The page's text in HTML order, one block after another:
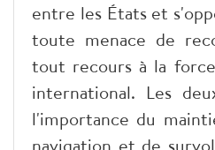
entre les États et
toute menace de
tout recours à la
international. Les
l'importance du
navigation et de